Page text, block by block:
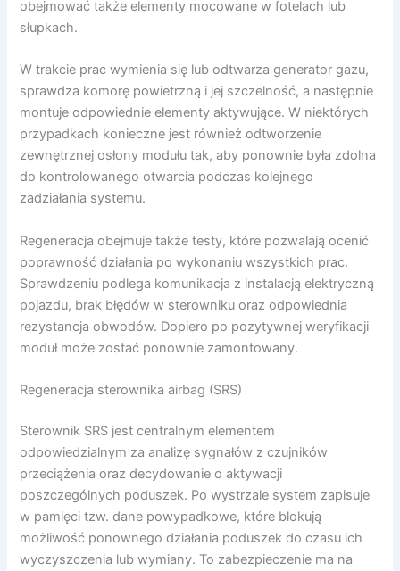
obejmować także elementy mocowane w fotelach lub
słupkach.
W trakcie prac wymienia się lub odtwarza generator gazu,
sprawdza komorę powietrzną i jej szczelność, a następnie
montuje odpowiednie elementy aktywujące. W niektórych
przypadkach konieczne jest również odtworzenie
zewnętrznej osłony modułu tak, aby ponownie była zdolna
do kontrolowanego otwarcia podczas kolejnego
zadziałania systemu.
Regeneracja obejmuje także testy, które pozwalają ocenić
poprawność działania po wykonaniu wszystkich prac.
Sprawdzeniu podlega komunikacja z instalacją elektryczną
pojazdu, brak błędów w sterowniku oraz odpowiednia
rezystancja obwodów. Dopiero po pozytywnej weryfikacji
moduł może zostać ponownie zamontowany.
Regeneracja sterownika airbag (SRS)
Sterownik SRS jest centralnym elementem
odpowiedzialnym za analizę sygnałów z czujników
przeciążenia oraz decydowanie o aktywacji
poszczególnych poduszek. Po wystrzale system zapisuje
w pamięci tzw. dane powypadkowe, które blokują
możliwość ponownego działania poduszek do czasu ich
wyczyszczenia lub wymiany. To zabezpieczenie ma na